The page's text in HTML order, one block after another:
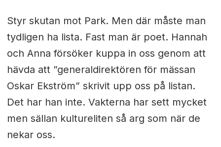
Styr skutan mot Park. Men där måste man
tydligen ha lista. Fast man är poet. Hannah
och Anna försöker kuppa in oss genom att
hävda att ”generaldirektören för mässan
Oskar Ekström” skrivit upp oss på listan.
Det har han inte. Vakterna har sett mycket
men sällan kultureliten så arg som när de
nekar oss.